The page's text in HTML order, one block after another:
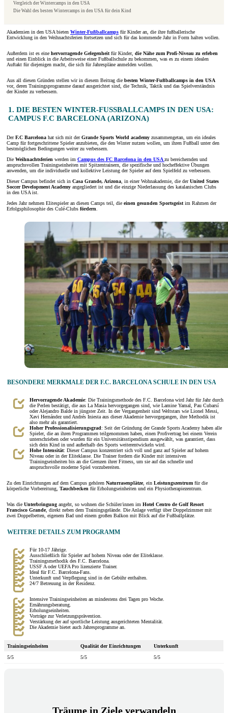
Vergleich der Wintercamps in den USA
Die Wahl des besten Wintercamps in den USA für dein Kind
Akademien in den USA bieten Winter-Fußballcamps für Kinder an, die ihre fußballerische
Entwicklung in den Weihnachtsferien fortsetzen und sich für das kommende Jahr in Form halten wollen.
Außerdem ist es eine hervorragende Gelegenheit für Kinder, die Nähe zum Profi-Niveau zu erleben
und einen Einblick in die Arbeitsweise einer Fußballschule zu bekommen, was es zu einem idealen
Auftakt für diejenigen macht, die sich für Jahrespläne anmelden wollen.
Aus all diesen Gründen stellen wir in diesem Beitrag die besten Winter-Fußballcamps in den USA
vor, deren Trainingsprogramme darauf ausgerichtet sind, die Technik, Taktik und das Spielverständnis
der Kinder zu verbessern.
1. DIE BESTEN WINTER-FUSSBALLCAMPS IN DEN USA: C
AMPUS F.C BARCELONA (ARIZONA)
DerF.C Barcelona hat sich mit derGrande Sports World academy zusammengetan, um ein ideales
Camp für fortgeschrittene Spieler anzubieten, die den Winter nutzen wollen, um ihren Fußball unter den
bestmöglichen Bedingungen weiter zu verbessern.
Die Weihnachtsferien werden im Campus des FC Barcelona in den USAzu bereichernden und
anspruchsvollen Trainingseinheiten mit Spitzentrainern, die spezifische und hocheffektive Übungen
anwenden, um die individuelle und kollektive Leistung der Spieler auf dem Spielfeld zu verbessern.
Dieser Campus befindet sich in Casa Grande, Arizona , in einer Wohnakademie, die derUnited States
Soccer Development Academy angegliedert ist und die einzige Niederlassung des katalanischen Clubs
in den USA ist.
Jedes Jahr nehmen Elitespieler an diesen Camps teil, die einen gesunden Sportsgeist im Rahmen der
Erfolgsphilosophie des Culé-Clubs fördern
BESONDERE MERKMALE DER F.C. BARCELONA SCHULE IN DEN USA
Hervorragende Akademie: Die Trainingsmethode des F.C. Barcelona wird Jahr für Jahr durch
die Perlen bestätigt, die aus La Masia hervorgegangen sind, wie Lamine Yamal, Pau Cubarsí
oder Alejandro Balde in jüngster Zeit. In der Vergangenheit sind Weltstars wie Lionel Messi,
Xavi Hernández und Andrés Iniesta aus dieser Akademie hervorgegangen, ihre Methodik ist
also mehr als garantiert.
Hoher Professionalisierungsgrad: Seit der Gründung der Grande Sports Academy haben alle
Spieler, die an ihren Programmen teilgenommen haben, einen Profivertrag bei einem Verein
unterschrieben oder wurden für ein Universitätsstipendium ausgewählt, was garantiert, dass
sich dein Kind in und außerhalb des Sports weiterentwickeln wird.
Hohe Intensität: Dieser Campus konzentriert sich voll und ganz auf Spieler auf hohem
Niveau oder in der Eliteklasse. Die Trainer fordern die Kinder mit intensiven
Trainingseinheiten bis an die Grenzen ihrer Fitness, um sie auf das schnelle und
anspruchsvolle moderne Spiel vorzubereiten.
Zu den Einrichtungen auf dem Campus gehören Naturrasenplätze, ein Leistungszentrum für die
körperliche Vorbereitung, Tauchbecken für Erholungseinheiten und ein Physiotherapiezentrum.
Was die Unterbringung angeht, so wohnen die Schüler/innen im Hotel Centro de Golf Resort
Francisco Grande, direkt neben dem Trainingsgelände. Die Anlage verfügt über Doppelzimmer mit
zwei Doppelbetten, eigenem Bad und einem großen Balkon mit Blick auf die Fußballplätze.
WEITERE DETAILS ZUM PROGRAMM
Für 10-17 Jährige.
Ausschließlich für Spieler auf hohem Niveau oder der Eliteklasse.
Trainingsmethodik des F.C. Barcelona.
USSF A oder UEFA Pro lizenzierte Trainer.
Ideal für F.C. Barcelona-Fans.
Unterkunft und Verpflegung sind in der Gebühr enthalten.
24/7 Betreuung in der Residenz.
Intensive Trainingseinheiten an mindestens drei Tagen pro Woche.
Ernährungsberatung.
Erholungseinheiten.
Vorträge zur Verletzungsprävention.
Verstärkung der auf sportliche Leistung ausgerichteten Mentalität.
Die Akademie bietet auch Jahresprogramme an.
Trainingseinheiten Qualität der Einrichtungen
Unterkunft
5/5
5/5 5/5
Träume in Ziele verwandeln